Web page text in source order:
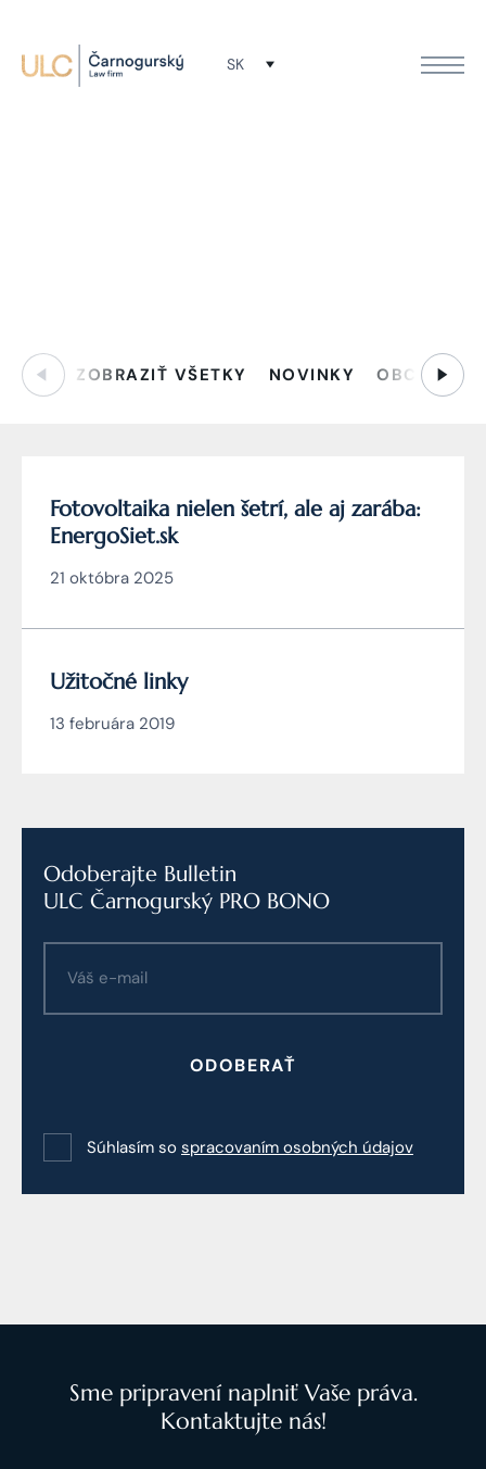
SK
ZOBRAZIŤ VŠETKY NOVINKY
Fotovoltaika nielen šetrí, ale aj zarába:
EnergoSiet.sk
21 októbra 2025
Užitočné linky
13 februára 2019
Odoberajte Bulletin
ULC Čarnogurský PRO BONO
ODOBERAŤ
Súhlasím so spracovaním osobných údajov
Sme pripravení naplniť Vaše práva.
Kontaktujte nás!